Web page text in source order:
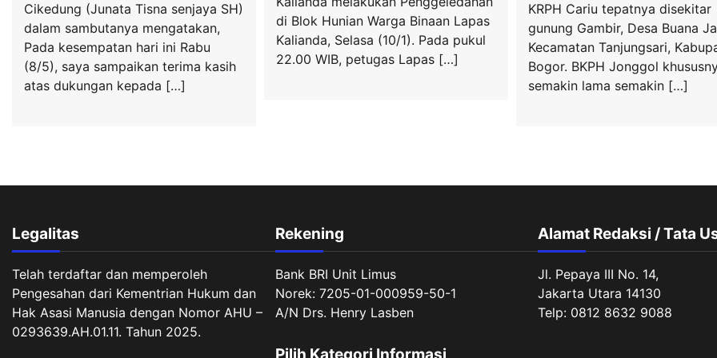
Cikedung (Junata Tisna senjaya SH)
dalam sambutanya mengatakan,
Pada kesempatan hari ini Rabu
(8/5), saya sampaikan terima kasih
atas dukungan kepada […]
di Blok Hunian Warga Binaan Lapas
Kalianda, Selasa (10/1). Pada pukul
22.00 WIB, petugas Lapas […]
KRPH Cariu tepatnya disekitar
gunung Gambir, Desa Buana
Kecamatan Tanjungsari,
Bogor. BKPH Jonggol
semakin lama semakin […]
Legalitas
Telah terdaftar dan memperoleh
Pengesahan dari Kementrian Hukum dan
Hak Asasi Manusia dengan Nomor AHU –
0293639.AH.01.11. Tahun 2025.
Rekening
Bank BRI Unit Limus
Norek: 7205-01-000959-50-1
A/N Drs. Henry Lasben
Alamat Redaksi / Tata
Jl. Pepaya III No. 14,
Jakarta Utara 14130
Telp: 0812 8632 9088